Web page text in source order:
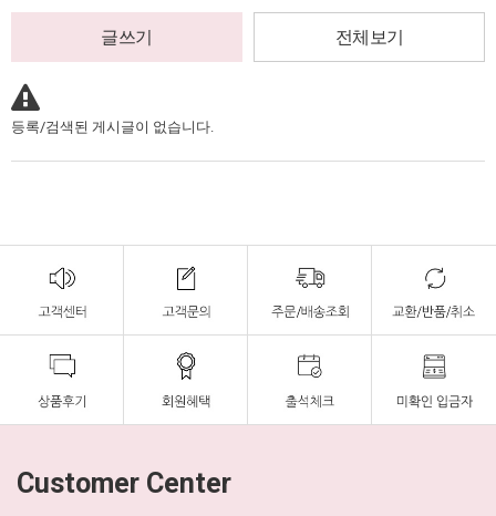
글쓰기 전체보기
등록/검색된 게시글이 없습니다.
Customer Center